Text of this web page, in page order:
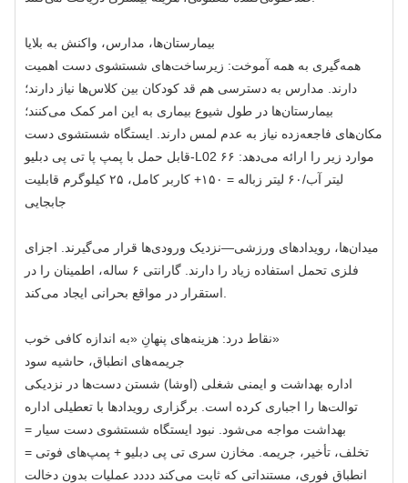
بیمارستان‌ها، مدارس، واکنش به بلایا
همه‌گیری به همه آموخت: زیرساخت‌های شستشوی دست اهمیت
دارند. مدارس به دسترسی هم قد کودکان بین کلاس‌ها نیاز دارند؛
بیمارستان‌ها در طول شیوع بیماری به این امر کمک می‌کنند؛
مکان‌های فاجعه‌زده نیاز به عدم لمس دارند. ایستگاه شستشوی دست
قابل حمل با پمپ پا تی پی دبلیو-L02 موارد زیر را ارائه می‌دهد: ۶۶
لیتر آب/۶۰ لیتر زباله = ۱۵۰+ کاربر کامل، ۲۵ کیلوگرم قابلیت
جابجایی
میدان‌ها، رویدادهای ورزشی—نزدیک ورودی‌ها قرار می‌گیرند. اجزای
فلزی تحمل استفاده زیاد را دارند. گارانتی ۶ ساله، اطمینان را در
نقاط درد: هزینه‌های پنهانِ «به اندازه کافی خوب»
جریمه‌های انطباق، حاشیه سود
اداره بهداشت و ایمنی شغلی (اوشا) شستن دست‌ها در نزدیکی
توالت‌ها را اجباری کرده است. برگزاری رویدادها با تعطیلی اداره
بهداشت مواجه می‌شود. نبود ایستگاه شستشوی دست سیار =
تخلف، تأخیر، جریمه. مخازن سری تی پی دبلیو + پمپ‌های فوتی =
انطباق فوری، مستنداتی که ثابت می‌کند دددد عملیات بدون دخالت